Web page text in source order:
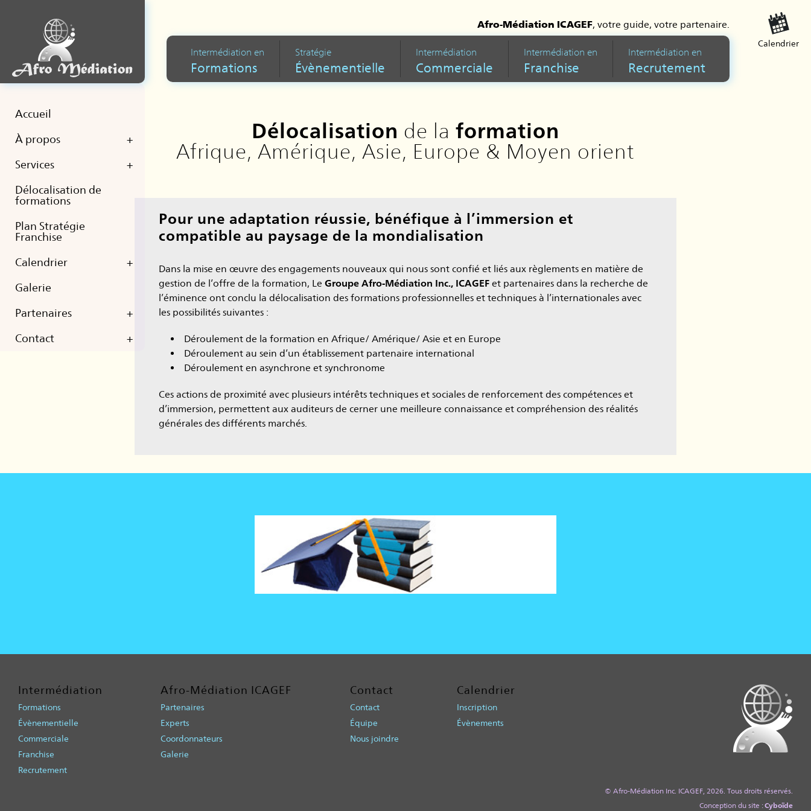
Accueil
À propos
+
Afro-Médiation/
Entrevues
Témoignages
Services
+
Nos services
Délocalisation de
formations
Plan Stratégie
Franchise
Calendrier
+
Évènements
Inscription
Galerie
Partenaires
+
Partenaires
Contact
+
Afro-Médiation ICAGEF, votre guide, votre partenaire.
Intermédiation en
Formations
Stratégie
Évènementielle
Intermédiation
Commerciale
Intermédiation en
Franchise
Intermédiation en
Recrutement
Calendrier
Délocalisation de la formation
Afrique, Amérique, Asie, Europe & Moyen orient
Pour une adaptation réussie, bénéfique à l’immersion et
compatible au paysage de la mondialisation
Dans la mise en œuvre des engagements nouveaux qui nous sont confié et liés aux règlements en matière de
gestion de l’offre de la formation, Le Groupe Afro-Médiation Inc., ICAGEFet partenaires dans la recherche de
l’éminence ont conclu la délocalisation des formations professionnelles et techniques à l’internationales avec
les possibilités suivantes :
Déroulement de la formation en Afrique/ Amérique/ Asie et en Europe
Déroulement au sein d’un établissement partenaire international
Déroulement en asynchrone et synchronome
Ces actions de proximité avec plusieurs intérêts techniques et sociales de renforcement des compétences et
d’immersion, permettent aux auditeurs de cerner une meilleure connaissance et compréhension des réalités
générales des différents marchés.
Intermédiation
Formations
Évènementielle
Commerciale
Franchise
Recrutement
Afro-Médiation ICAGEF
Partenaires
Experts
Coordonnateurs
Galerie
Contact
Contact
Équipe
Nous joindre
Calendrier
Inscription
Évènements
© Afro-Médiation Inc. ICAGEF, 2026. Tous droits réservés.
Conception du site :Cyboïde